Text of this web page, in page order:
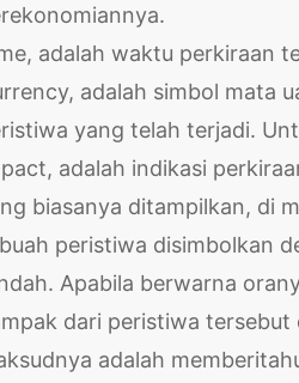
adalah waktu perkiraan
adalah simbol mata
yang telah terjadi.
adalah indikasi
biasanya ditampilkan, di
peristiwa disimbolkan
Apabila berwarna
dari peristiwa
adalah